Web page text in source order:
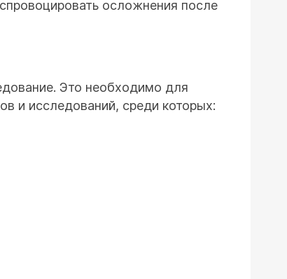
осложнения после
Это необходимо для
и исследований, среди которых: